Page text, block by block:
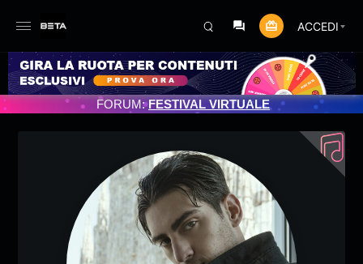
ACCEDI
PROGRAMMATO 3/07/2025
FORUM:FESTIVAL VIRTUALE